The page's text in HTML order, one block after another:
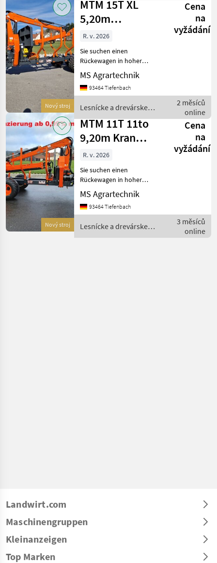
Nový stroj
MTM 15T XL
5,20m
Ladeflächelänge
15to
Rückewagen 7,7
Cena
na
vyžádání
R. v. 2026
Sie suchen einen
Rückewagen in hoher
Verarbeitungsqualität und
mit starken Hubkräften.
Dann sind Sie bei MTM
Rückewägen sind die
wahrscheinlich be
MS Agrartechnik
93464 Tiefenbach
Lesnícke a drevárske
stroje / MTM Forest
2 měsíců
online
Nový stroj
MTM 11T 11to
9,20m Kran
Druckluft
Doppelrohrrahmen
Cena
na
vyžádání
R. v. 2026
Sie suchen einen
Rückewagen in hoher
Verarbeitungsqualität und
mit starken Hubkräften.
Dann sind Sie bei MTM
Rückewägen sind die
wahrscheinlich be
MS Agrartechnik
93464 Tiefenbach
Lesnícke a drevárske
stroje / MTM Forest
3 měsíců
online
Landwirt.com
Maschinengruppen
Kleinanzeigen
Top Marken